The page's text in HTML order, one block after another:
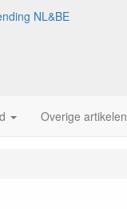
NL&BE
Overige artikelen